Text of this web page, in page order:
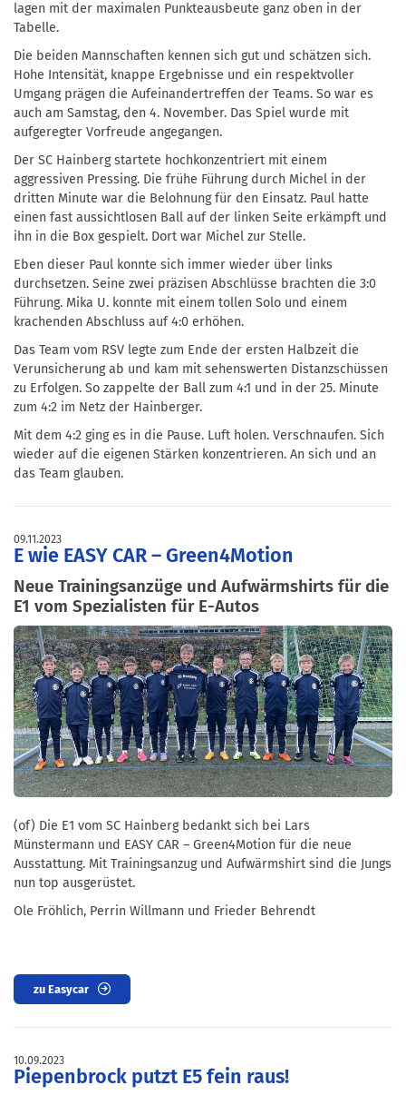
lagen mit der maximalen Punkteausbeute ganz oben in der
Tabelle.
Die beiden Mannschaften kennen sich gut und schätzen sich.
Hohe Intensität, knappe Ergebnisse und ein respektvoller
Umgang prägen die Aufeinandertreffen der Teams. So war es
auch am Samstag, den 4. November. Das Spiel wurde mit
aufgeregter Vorfreude angegangen.
Der SC Hainberg startete hochkonzentriert mit einem
aggressiven Pressing. Die frühe Führung durch Michel in der
dritten Minute war die Belohnung für den Einsatz. Paul hatte
einen fast aussichtlosen Ball auf der linken Seite erkämpft und
ihn in die Box gespielt. Dort war Michel zur Stelle.
Eben dieser Paul konnte sich immer wieder über links
durchsetzen. Seine zwei präzisen Abschlüsse brachten die 3:0
Führung. Mika U. konnte mit einem tollen Solo und einem
krachenden Abschluss auf 4:0 erhöhen.
Das Team vom RSV legte zum Ende der ersten Halbzeit die
Verunsicherung ab und kam mit sehenswerten Distanzschüssen
zu Erfolgen. So zappelte der Ball zum 4:1 und in der 25. Minute
zum 4:2 im Netz der Hainberger.
Mit dem 4:2 ging es in die Pause. Luft holen. Verschnaufen. Sich
wieder auf die eigenen Stärken konzentrieren. An sich und an
das Team glauben.
09.11.2023
E wie EASY CAR – Green4Motion
Neue Trainingsanzüge und Aufwärmshirts für die
E1 vom Spezialisten für E-Autos
(of) Die E1 vom SC Hainberg bedankt sich bei Lars
Münstermann und EASY CAR – Green4Motion für die neue
Ausstattung. Mit Trainingsanzug und Aufwärmshirt sind die Jungs
nun top ausgerüstet.
Ole Fröhlich, Perrin Willmann und Frieder Behrendt
zu Easycar
10.09.2023
Piepenbrock putzt E5 fein raus!